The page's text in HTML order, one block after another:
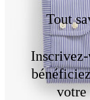
Tout
votre